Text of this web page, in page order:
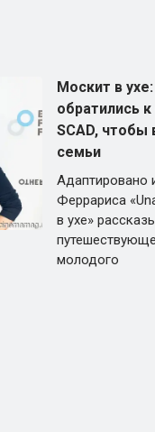
Москит в
обратились
SCAD, чтобы
семьи
Адаптировано
Феррариса
в ухе»
молодого